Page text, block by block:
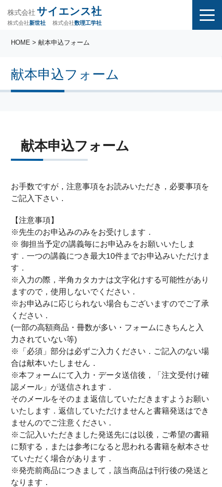
株式会社 サイエンス社
株式会社新世社 株式会社数理工学社
献本申込フォーム
HOME > 献本申込フォーム
献本申込フォーム
お手数ですが，注意事項をお読みいただき，必要事項を
ご記入下さい．
【注意事項】
※先生のお申込みのみをお受けします．
※ 御担当予定の講義毎にお申込みをお願いいたしま
す．一つの講義につき最大10件までお申込みいただけま
す．
※入力の際，半角カタカナは文字化けする可能性があり
ますので，使用しないでください．
※お申込みに応じられない場合もございますのでご了承
ください．
(一部の高額商品・冊数が多い・フォームにきちんと入
力されていない等)
※「必須」部分は必ずご入力ください．ご記入のない場
合は献本いたしません．
※本フォームにて入力・データ送信後，「注文受付け確
認メール」が送信されます．
そのメールをそのまま返信していただきますようお願い
いたします．返信していただけませんと書籍発送はでき
ませんのでご注意ください．
※ご記入いただきました発送先には以後，ご希望の書籍
に類する，または参考になると思われる書籍を献本させ
ていただく場合があります．
※発売前商品につきまして，該当商品は刊行後の発送と
なります．